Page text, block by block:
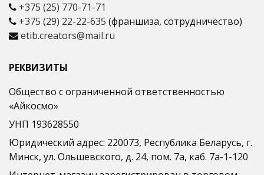
+375 (25) 770-71-71
+375 (29) 22-22-635 (франшиза, сотрудничество)
etib.creators@mail.ru
РЕКВИЗИТЫ
Общество с ограниченной ответственностью
«Айкосмо»
УНП 193628550
Юридический адрес: 220073, Республика Беларусь, г.
Минск, ул. Ольшевского, д. 24, пом. 7а, каб. 7а-1-120